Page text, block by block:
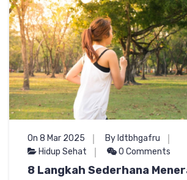
On 8 Mar 2025
By ldtbhgafru
Hidup Sehat
0 Comments
8 Langkah Sederhana